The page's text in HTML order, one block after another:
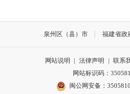
泉州区（县）市 福建省政
网站说明 | 法律声明 | 联系
网站标识码：
闽公网安备：